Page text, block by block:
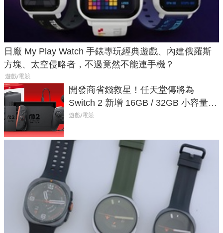
日廠 My Play Watch 手錶專玩經典遊戲、內建俄羅斯
方塊、太空侵略者，不過竟然不能連手機？
遊戲/電競
開發商省錢救星！任天堂傳將為
Switch 2 新增 16GB / 32GB 小容量遊
戲卡的選擇
遊戲/電競